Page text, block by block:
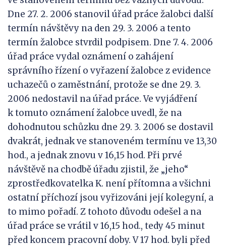
Dne 27. 2. 2006 stanovil úřad práce žalobci další
termín návštěvy na den 29. 3. 2006 a tento
termín žalobce stvrdil podpisem. Dne 7. 4. 2006
úřad práce vydal oznámení o zahájení
správního řízení o vyřazení žalobce z evidence
uchazečů o zaměstnání, protože se dne 29. 3.
2006 nedostavil na úřad práce. Ve vyjádření
k tomuto oznámení žalobce uvedl, že na
dohodnutou schůzku dne 29. 3. 2006 se dostavil
dvakrát, jednak ve stanoveném termínu ve 13,30
hod., a jednak znovu v 16,15 hod. Při prvé
návštěvě na chodbě úřadu zjistil, že „jeho“
zprostředkovatelka K. není přítomna a všichni
ostatní příchozí jsou vyřizováni její kolegyní, a
to mimo pořadí. Z tohoto důvodu odešel a na
úřad práce se vrátil v 16,15 hod., tedy 45 minut
před koncem pracovní doby. V 17 hod. byli před